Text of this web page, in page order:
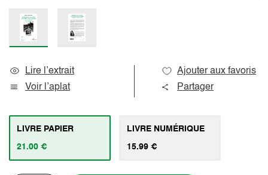
Lire l’extrait
Voir l’aplat
Ajouter aux favoris
Partager
LIVRE PAPIER
21.00 €
LIVRE NUMÉRIQUE
15.99 €